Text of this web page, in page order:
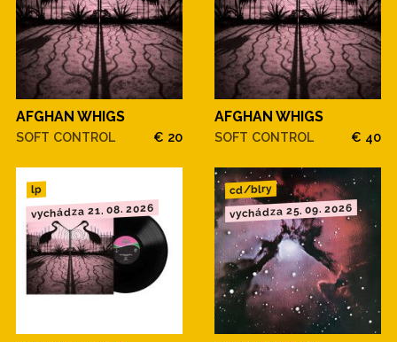
AFGHAN WHIGS
SOFT CONTROL € 20
AFGHAN WHIGS
SOFT CONTROL € 40
lp
vychádza 21. 08. 2026
cd/blry
vychádza 25. 09. 2026